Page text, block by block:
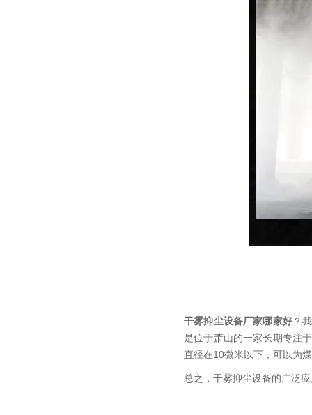
干雾抑尘设备厂家哪家好 ？
是位于萧山的一家长期专注
直径在10微米以下，可以为
总之，干雾抑尘设备的广泛